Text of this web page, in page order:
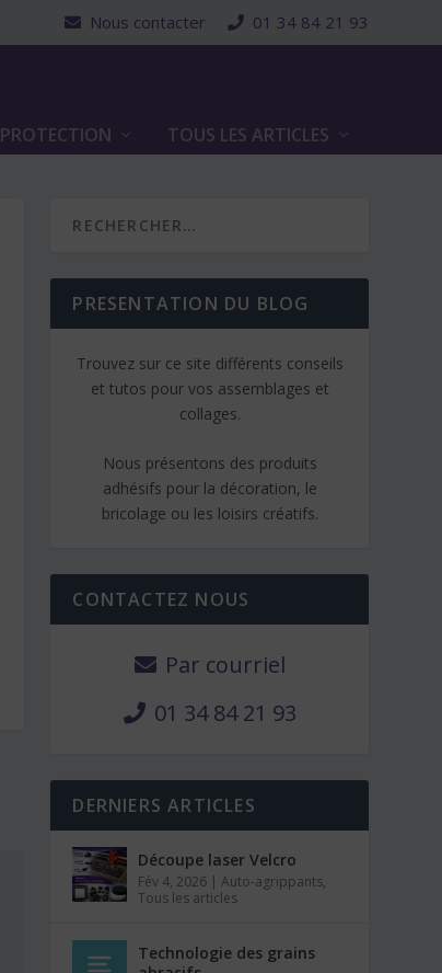
Nous contacter 01 34 84 21 93
PROTECTION TOUS LES ARTICLES
PRESENTATION DU BLOG
Trouvez sur ce site différents conseils
et tutos pour vos assemblages et
collages.
Nous présentons des produits
adhésifs pour la décoration, le
bricolage ou les loisirs créatifs.
CONTACTEZ NOUS
Par courriel
01 34 84 21 93
DERNIERS ARTICLES
Découpe laser Velcro
Fév 4, 2026 |Auto-agrippants,
Tous les articles
Technologie des grains